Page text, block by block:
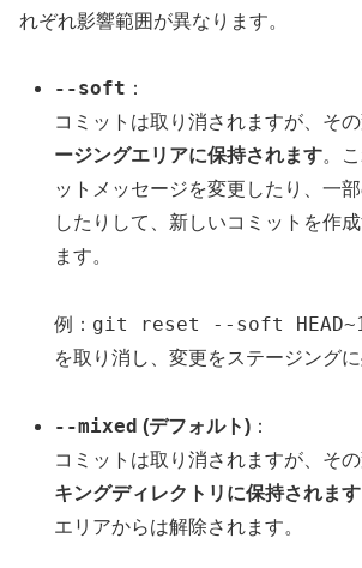
れぞれ影響範囲が異なります。
--soft ：
コミットは取り消されますが、そ
ージングエリアに保持されます。
ットメッセージを変更したり、一
したりして、新しいコミットを作
ます。
例： git reset --soft
を取り消し、変更をステージング
--mixed (デフォルト) ：
コミットは取り消されますが、そ
キングディレクトリに保持されます
エリアからは解除されます。